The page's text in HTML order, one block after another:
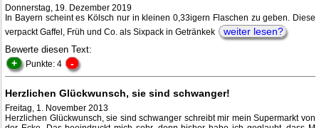
Donnerstag, 19. Dezember 2019
In Bayern scheint es Kölsch nur in kleinen 0,33igern Flaschen zu geben. Diese
verpackt Gaffel, Früh und Co. als Sixpack in Getränkek
weiter lesen?
Bewerte diesen Text:
+ Punkte: 4 -
Herzlichen Glückwunsch, sie sind schwanger!
Freitag, 1. November 2013
Herzlichen Glückwunsch, sie sind schwanger schreibt mir mein Supermarkt von